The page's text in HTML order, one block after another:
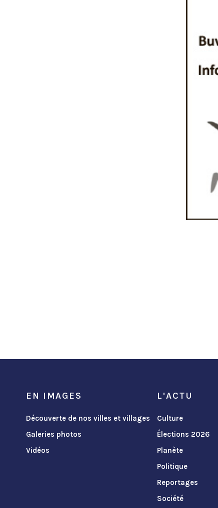
EN IMAGES
Découverte de nos villes et villages
Galeries photos
Vidéos
L'ACTU
Culture
Élections 2026
Planète
Politique
Reportages
Société